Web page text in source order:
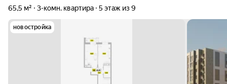
65,5 м² 3-комн. квартира 5 этаж из 9
новостройка